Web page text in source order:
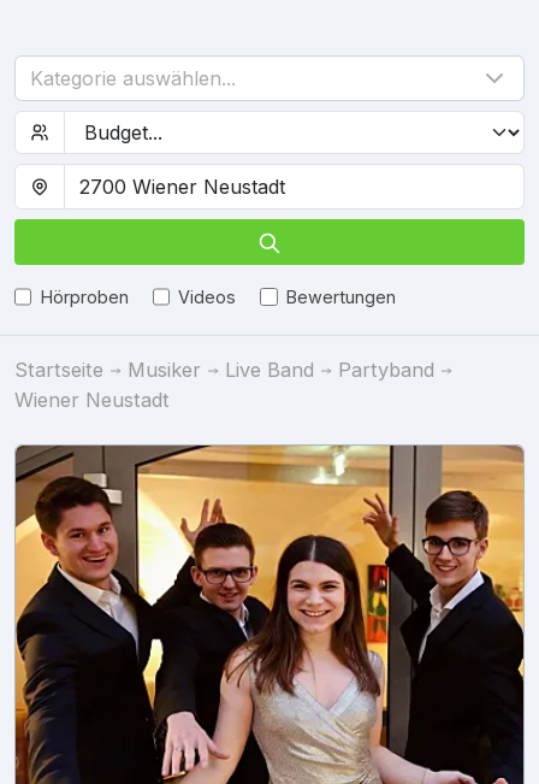
Kategorie auswählen...
Hörproben Videos Bewertungen
Startseite Musiker Live Band
Partyband
Wiener Neustadt